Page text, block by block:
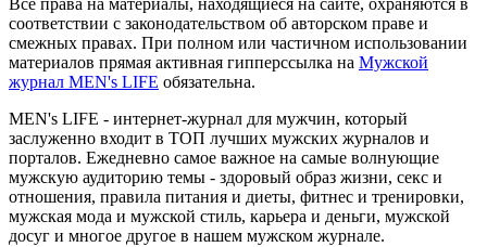
Все права на материалы, находящиеся на сайте, охраняются в
соответствии с законодательством об авторском праве и
смежных правах. При полном или частичном использовании
материалов прямая активная гипперссылка на Мужской
журнал MEN's LIFE обязательна.
MEN's LIFE - интернет-журнал для мужчин, который
заслуженно входит в ТОП лучших мужских журналов и
порталов. Ежедневно самое важное на самые волнующие
мужскую аудиторию темы - здоровый образ жизни, секс и
отношения, правила питания и диеты, фитнес и тренировки,
мужская мода и мужской стиль, карьера и деньги, мужской
досуг и многое другое в нашем мужском журнале.